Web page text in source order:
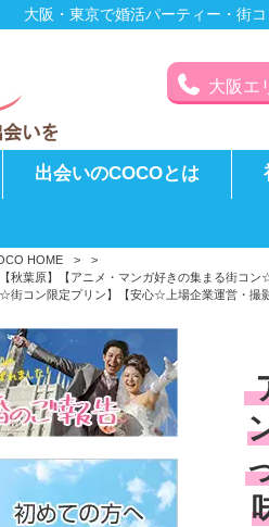
大阪・東京で婚活パーティー・街
大阪エ
出会いのCOCOとは
HOME >
>
秋葉原】【アニメ・マンガ好きの集まる街コ
街コン限定プリン】【安心☆上場企業運営・撮